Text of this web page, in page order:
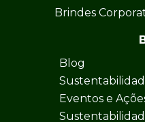
Brindes
Blog
Eventos e